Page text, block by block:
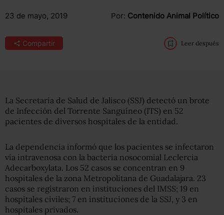
23 de mayo, 2019 Por: Contenido Animal Político
Compartir Leer después
La Secretaría de Salud de Jalisco (SSJ) detectó un brote
de Infección del Torrente Sanguíneo (ITS) en 52
pacientes de diversos hospitales de la entidad.
La dependencia informó que los pacientes se infectaron
vía intravenosa con la bacteria nosocomial Leclercia
Adecarboxylata. Los 52 casos se concentran en 9
hospitales de la zona Metropolitana de Guadalajara. 23
casos se registraron en instituciones del IMSS; 19 en
hospitales civiles; 7 en instituciones de la SSJ, y 3 en
hospitales privados.